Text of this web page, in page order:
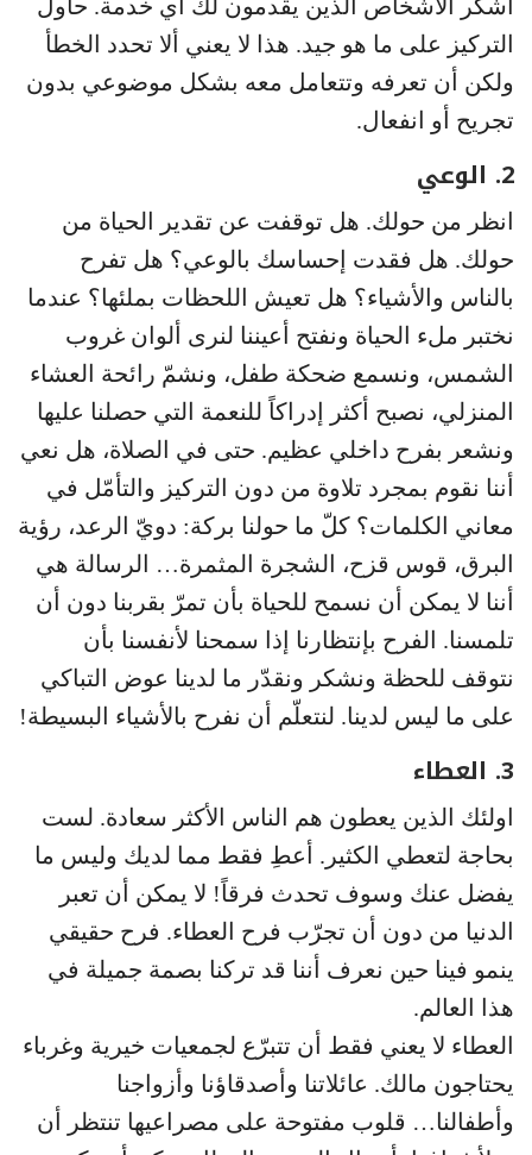
اشكر الأشخاص الذين يقدمون لك أي خدمة. حاول
التركيز على ما هو جيد. هذا لا يعني ألا تحدد الخطأ
ولكن أن تعرفه وتتعامل معه بشكل موضوعي بدون
تجريح أو انفعال.
2. الوعي
انظر من حولك. هل توقفت عن تقدير الحياة من
حولك. هل فقدت إحساسك بالوعي؟ هل تفرح
بالناس والأشياء؟ هل تعيش اللحظات بملئها؟ عندما
نختبر ملء الحياة ونفتح أعيننا لنرى ألوان غروب
الشمس، ونسمع ضحكة طفل، ونشمّ رائحة العشاء
المنزلي، نصبح أكثر إدراكاً للنعمة التي حصلنا عليها
ونشعر بفرح داخلي عظيم. حتى في الصلاة، هل نعي
أننا نقوم بمجرد تلاوة من دون التركيز والتأمّل في
معاني الكلمات؟ كلّ ما حولنا بركة: دويّ الرعد، رؤية
البرق، قوس قزح، الشجرة المثمرة… الرسالة هي
أننا لا يمكن أن نسمح للحياة بأن تمرّ بقربنا دون أن
تلمسنا. الفرح بإنتظارنا إذا سمحنا لأنفسنا بأن
نتوقف للحظة ونشكر ونقدّر ما لدينا عوض التباكي
على ما ليس لدينا. لنتعلّم أن نفرح بالأشياء البسيطة!
3. العطاء
اولئك الذين يعطون هم الناس الأكثر سعادة. لست
بحاجة لتعطي الكثير. أعطِ فقط مما لديك وليس ما
يفضل عنك وسوف تحدث فرقاً! لا يمكن أن تعبر
الدنيا من دون أن تجرّب فرح العطاء. فرح حقيقي
ينمو فينا حين نعرف أننا قد تركنا بصمة جميلة في
هذا العالم.
العطاء لا يعني فقط أن تتبرّع لجمعيات خيرية وغرباء
يحتاجون مالك. عائلاتنا وأصدقاؤنا وأزواجنا
وأطفالنا… قلوب مفتوحة على مصراعيها تنتظر أن